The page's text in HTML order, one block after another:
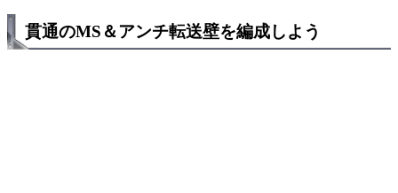
貫通のMS＆アンチ転送壁を編成しよう